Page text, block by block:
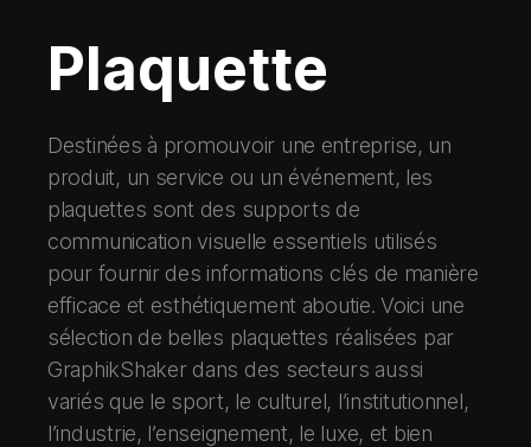
Plaquette
Destinées à promouvoir une entreprise, un
produit, un service ou un événement, les
plaquettes sont des supports de
communication visuelle essentiels utilisés
pour fournir des informations clés de manière
efficace et esthétiquement aboutie. Voici une
sélection de belles plaquettes réalisées par
GraphikShaker dans des secteurs aussi
variés que le sport, le culturel, l’institutionnel,
l’industrie, l’enseignement, le luxe, et bien